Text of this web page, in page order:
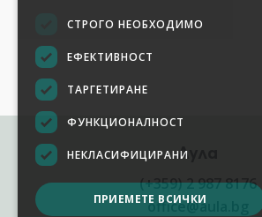
Аула
(+359) 2 987 8176
office@aula.bg
СТРОГО НЕОБХОДИМО
ЕФЕКТИВНОСТ
ТАРГЕТИРАНЕ
ФУНКЦИОНАЛНОСТ
НЕКЛАСИФИЦИРАНИ
ПРИЕМЕТЕ ВСИЧКИ